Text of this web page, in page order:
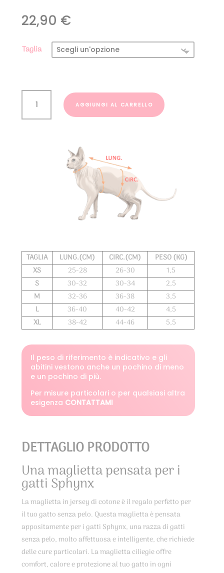
22,90 €
Taglia
Maglietta
Sphynx
ciliegie
AGGIUNGI AL CARRELLO
DETTAGLIO PRODOTTO
Una maglietta pensata per i
gatti Sphynx
La maglietta in jersey di cotone è il regalo perfetto per
il tuo gatto senza pelo. Questa maglietta è pensata
appositamente per i gatti Sphynx, una razza di gatti
senza pelo, molto affettuosa e intelligente, che richiede
delle cure particolari. La maglietta ciliegie offre
comfort, calore e protezione al tuo gatto in ogni
TAGLIA LUNG.(CM) CIRC.(CM)
PESO (KG)
XS
25-28 26-30
1,5
S
30-32 30-34
2,5
M
32-36 36-38
3,5
L
36-40 40-42
4,5
XL
38-42 44-46 5,5
Il peso di riferimento è indicativo e gli
abitini vestono anche un pochino di meno
e un pochino di più.
Per misure particolari o per qualsiasi altra
esigenza CONTATTAMI